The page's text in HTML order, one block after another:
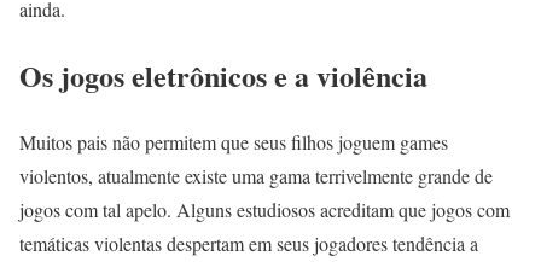
ainda.
Os jogos eletrônicos e a violência
Muitos pais não permitem que seus filhos joguem games
violentos, atualmente existe uma gama terrivelmente grande de
jogos com tal apelo. Alguns estudiosos acreditam que jogos com
temáticas violentas despertam em seus jogadores tendência a